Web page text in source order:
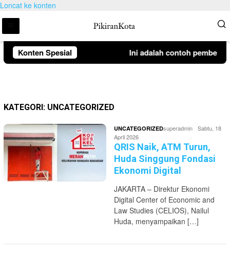
Loncat ke konten
Konten Spesial Ini adalah contoh
KATEGORI: UNCATEGORIZED
UNCATEGORIZEDsuperadmin
Sabtu, 18
April 2026
QRIS Naik, ATM Turun,
Huda Singgung Fondasi
Ekonomi Digital
JAKARTA – Direktur Ekonomi
Digital Center of Economic and
Law Studies (CELIOS), Nailul
Huda, menyampaikan […]